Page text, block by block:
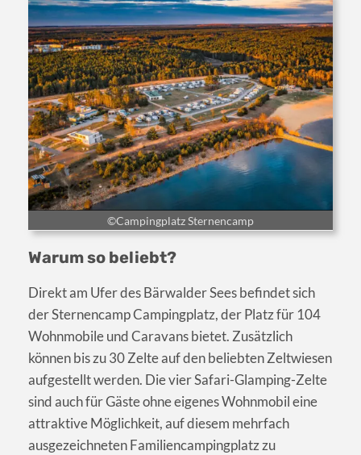
©Campingplatz Sternencamp
Warum so beliebt?
Direkt am Ufer des Bärwalder Sees befindet sich
der Sternencamp Campingplatz, der Platz für 104
Wohnmobile und Caravans bietet. Zusätzlich
können bis zu 30 Zelte auf den beliebten Zeltwiesen
aufgestellt werden. Die vier Safari-Glamping-Zelte
sind auch für Gäste ohne eigenes Wohnmobil eine
attraktive Möglichkeit, auf diesem mehrfach
ausgezeichneten Familiencampingplatz zu